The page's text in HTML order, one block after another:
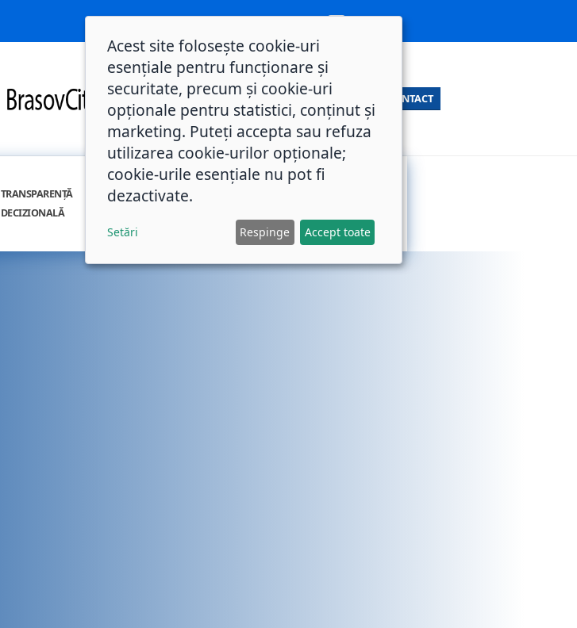
CONTACT
TRANSPARENȚĂ
DECIZIONALĂ
INTEGRITATE
Acest site folosește cookie-uri
esențiale pentru funcționare și
securitate, precum și cookie-uri
opționale pentru statistici, conținut și
marketing. Puteți accepta sau refuza
utilizarea cookie-urilor opționale;
cookie-urile esențiale nu pot fi
dezactivate.
Setări Respinge Accept toate